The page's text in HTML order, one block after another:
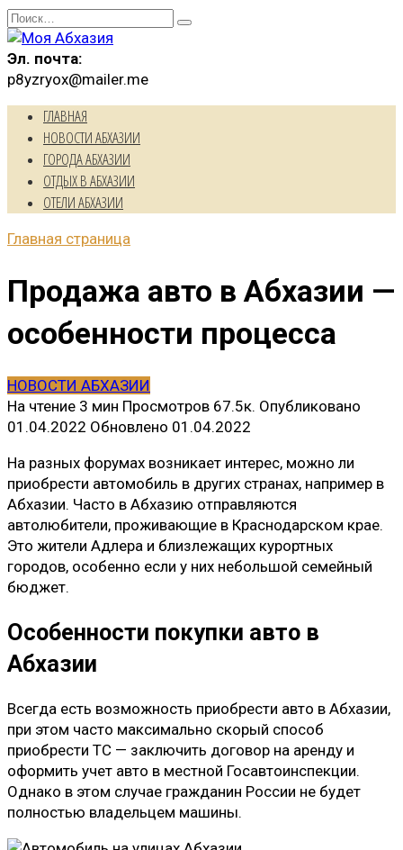
Перейти
к
содержанию
Search
for:
Эл. почта:
p8yzryox@mailer.me
ГЛАВНАЯ
НОВОСТИ АБХАЗИИ
ГОРОДА АБХАЗИИ
ОТДЫХ В АБХАЗИИ
ОТЕЛИ АБХАЗИИ
Главная страница
Продажа авто в Абхазии —
особенности процесса
НОВОСТИ АБХАЗИИ
На чтение 3 мин Просмотров 67.5к. Опубликовано
01.04.2022 Обновлено 01.04.2022
На разных форумах возникает интерес, можно ли
приобрести автомобиль в других странах, например в
Абхазии. Часто в Абхазию отправляются
автолюбители, проживающие в Краснодарском крае.
Это жители Адлера и близлежащих курортных
городов, особенно если у них небольшой семейный
бюджет.
Особенности покупки авто в
Абхазии
Всегда есть возможность приобрести авто в Абхазии,
при этом часто максимально скорый способ
приобрести ТС — заключить договор на аренду и
оформить учет авто в местной Госавтоинспекции.
Однако в этом случае гражданин России не будет
полностью владельцем машины.